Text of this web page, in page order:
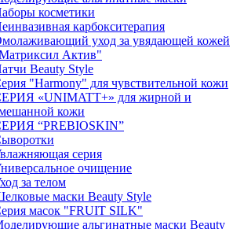
косметики
карбокситерапия
уход за увядающей кожей
Актив"
Beauty Style
"Harmony" для чувствительной кожи
«UNIMATT+» для жирной и
кожи
“PREBIOSKIN”
серия
очищение
за телом
маски Beauty Style
масок "FRUIT SILK"
альгинатные маски Beauty